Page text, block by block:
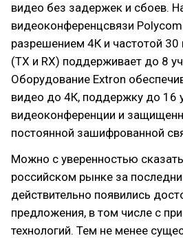
видео без задержек и сбоев.
видеоконференцсвязи
разрешением 4К и частотой 30
(TX и RX) поддерживает до 8
Оборудование Extron
видео до 4К, поддержку до 16
видеоконференции и
постоянной зашифрованной
Можно с уверенностью
российском рынке за
действительно появились
предложения, в том числе с
технологий. Тем не менее